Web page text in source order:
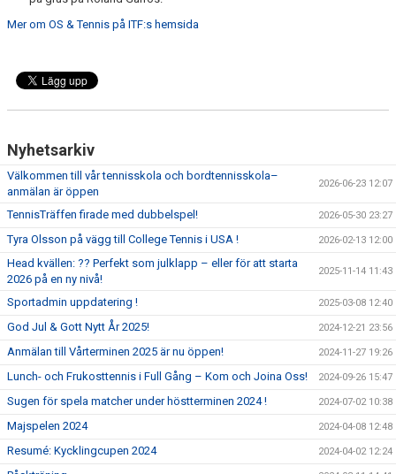
Mer om OS & Tennis på ITF:s hemsida
Nyhetsarkiv
Välkommen till vår tennisskola och bordtennisskola–
anmälan är öppen
2026-06-23 12:07
TennisTräffen firade med dubbelspel! 2026-05-30 23:27
Tyra Olsson på vägg till College Tennis i USA ! 2026-02-13 12:00
Head kvällen: ?? Perfekt som julklapp – eller för att starta
2026 på en ny nivå!
2025-11-14 11:43
Sportadmin uppdatering ! 2025-03-08 12:40
God Jul & Gott Nytt År 2025! 2024-12-21 23:56
Anmälan till Vårterminen 2025 är nu öppen! 2024-11-27 19:26
Lunch- och Frukosttennis i Full Gång – Kom och Joina Oss! 2024-09-26 15:47
Sugen för spela matcher under höstterminen 2024 ! 2024-07-02 10:38
Majspelen 2024 2024-04-08 12:48
Resumé: Kycklingcupen 2024 2024-04-02 12:24